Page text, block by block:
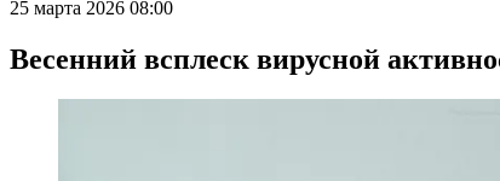
25 марта 2026 08:00
Весенний всплеск вирусной